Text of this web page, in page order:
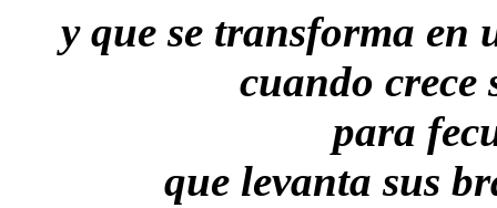
y que se transforma en
cuando crece
para
que levanta sus